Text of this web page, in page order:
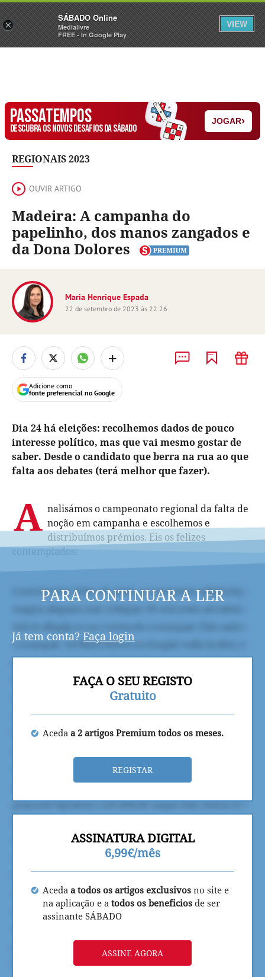
Sábado Assine Iniciar Sessão
PASSATEMPOS
DESCUBRA OS NOVOS DESAFIOS DA SÁBADO
JOGAR›
REGIONAIS 2023
OUVIR ARTIGO
Madeira: A campanha do
papelinho, dos manos zangados e
da Dona Dolores
Maria Henrique Espada
22 de setembro de 2023 às 22:26
+
Adicione como
fonte preferencial no Google
Dia 24 há eleições: recolhemos dados de pouco
interesse político, mas que vai mesmo gostar de
saber. Desde o candidato que berra na rua ao que
falta aos debates (terá melhor que fazer).
A nalisámos o campeonato regional da falta de
noção em campanha e escolhemos e
distribuímos prémios. Eis os felizes
contemplados:
PARA CONTINUAR A LER
Já tem conta? Faça login
FAÇA O SEU REGISTO
Gratuito
Aceda a 2 artigos Premium todos os meses.
REGISTAR
ASSINATURA DIGITAL
6,99€/mês
Aceda a todos os artigos exclusivos no site e
na aplicação e a todos os beneficios de ser
assinante SÁBADO
ASSINE AGORA
×
SÁBADO Online
Medialivre
FREE - In Google Play
VIEW